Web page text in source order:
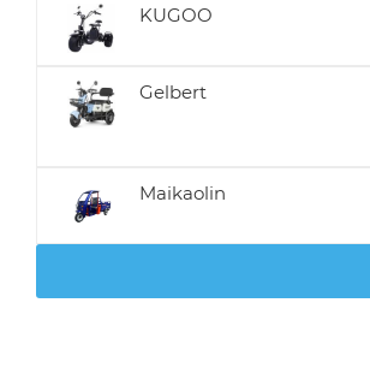
KUGOO
Gelbert
Maikaolin